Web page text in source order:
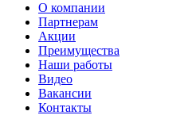
О компании
Партнерам
Акции
Преимущества
Наши работы
Видео
Вакансии
Контакты